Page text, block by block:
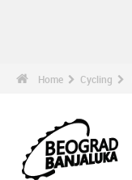
Home Cycling